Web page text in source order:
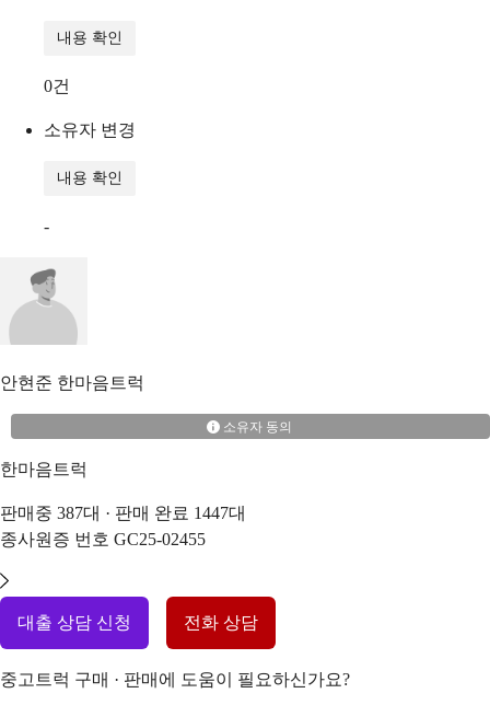
내용 확인
0건
소유자 변경
내용 확인
-
안현준 한마음트럭
소유자 동의
한마음트럭
판매중 387대 · 판매 완료 1447대
종사원증 번호 GC25-02455
대출 상담 신청 전화 상담
중고트럭 구매 · 판매에 도움이 필요하신가요?